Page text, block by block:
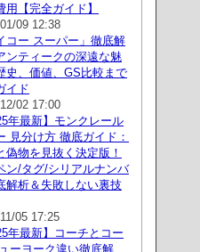
用【完全ガイド】
09 12:38
コー スーパー」徹底解
ンティークの深遠な魅
史、価値、GS比較まで
イド
02 17:00
年最新】モンクレール
見分け方 徹底ガイド：
偽物を見抜く決定版！
ン/タグ/シリアルナンバ
解析＆失敗しない裏技
05 17:25
年最新】コーチとコー
ーヨーク違い徹底解